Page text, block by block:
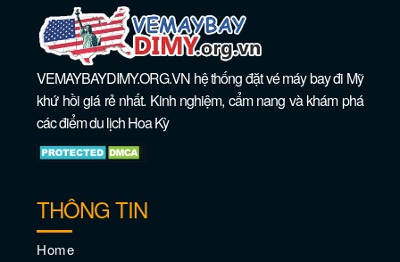
Các điểm du lịch nổi tiếng nhất ở thành
phố New York
VEMAYBAYDIMY.ORG.VN hệ thống đặt vé máy bay đi Mỹ
khứ hồi giá rẻ nhất. Kinh nghiệm, cẩm nang và khám phá
các điểm du lịch Hoa Kỳ
THÔNG TIN
Home